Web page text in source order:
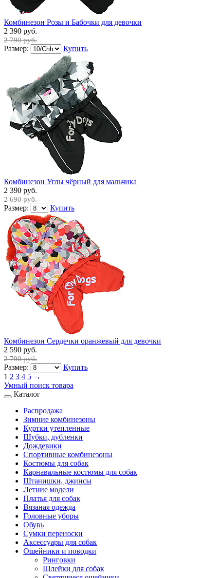
Комбинезон Розы и Бабочки для девочки
2 390 руб.
2 790 руб.
Размер: Купить
Комбинезон Углы чёрный для мальчика
2 390 руб.
2 690 руб.
Размер: Купить
Комбинезон Сердечки оранжевый для девочки
2 590 руб.
2 790 руб.
Размер:
Купить
1 2 3 4 5 →
Умный поиск товара
Каталог
Распродажа
Зимние комбинезоны
Куртки утепленные
Шубки, дубленки
Дождевики
Спортивные комбинезоны
Костюмы для собак
Карнавальные костюмы для собак
Штанишки, джинсы
Летние модели
Платья для собак
Вязаная одежда
Головные уборы
Обувь
Сумки переноски
Аксессуары для собак
Ошейники и поводки
Ринговки
Шлейки для собак